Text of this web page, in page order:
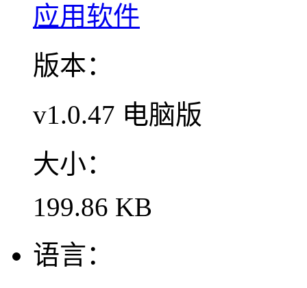
应用软件
版本：
v1.0.47 电脑版
大小：
199.86 KB
语言：